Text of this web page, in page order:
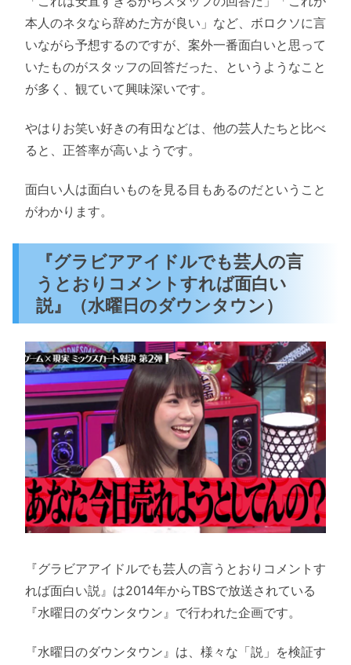
本人のネタなら辞めた方が良い」など、ボロクソに言
いながら予想するのですが、案外一番面白いと思って
いたものがスタッフの回答だった、というようなこと
が多く、観ていて興味深いです。
やはりお笑い好きの有田などは、他の芸人たちと比べ
ると、正答率が高いようです。
面白い人は面白いものを見る目もあるのだということ
がわかります。
『グラビアアイドルでも芸人の言
うとおりコメントすれば面白い
説』（水曜日のダウンタウン）
『グラビアアイドルでも芸人の言うとおりコメントす
れば面白い説』は2014年からTBSで放送されている
『水曜日のダウンタウン』で行われた企画です。
『水曜日のダウンタウン』は、様々な「説」を検証す